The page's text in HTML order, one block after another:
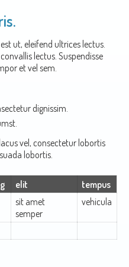
ut, eleifend ultrices lectus.
lectus. Suspendisse
et vel sem.
dignissim.
vel, consectetur lobortis
lobortis.
elit
tempus
sit amet
semper
vehicula